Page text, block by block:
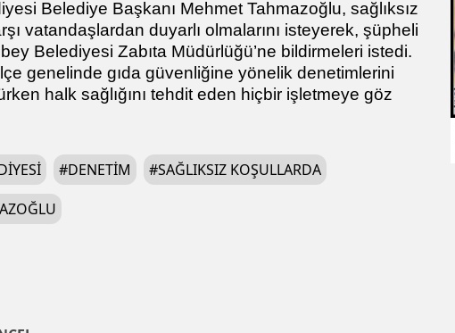
Belediye Başkanı Mehmet Tahmazoğlu, sağlıksız
vatandaşlardan duyarlı olmalarını isteyerek, şüpheli
Belediyesi Zabıta Müdürlüğü’ne bildirmeleri istedi.
genelinde gıda güvenliğine yönelik denetimlerini
halk sağlığını tehdit eden hiçbir işletmeye göz
#DENETIM #SAĞLIKSIZ KOŞULLARDA